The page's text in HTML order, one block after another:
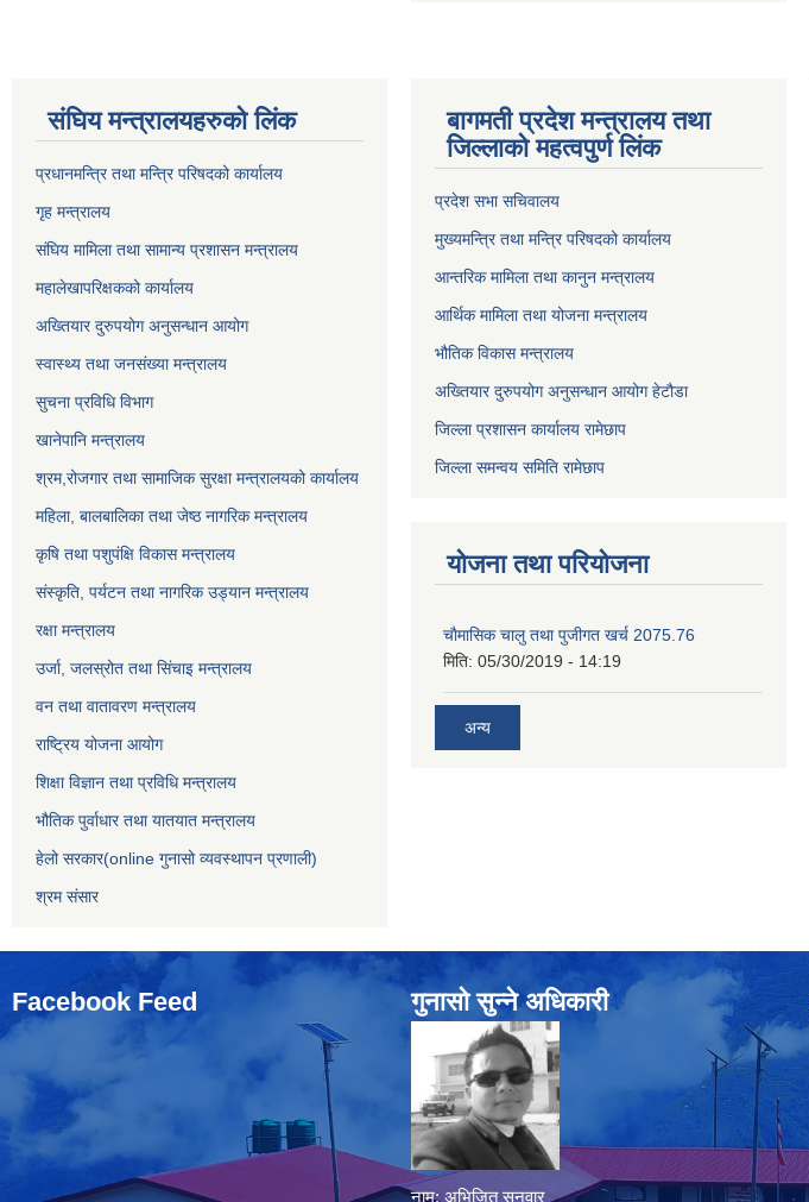
संघिय मन्त्र‍ालयहरुको लिंक
प्रधानमन्त्रि तथा मन्त्रि परिषदको कार्यालय
गृह मन्त्रालय
संघिय मामिला तथा सामान्य प्रशासन मन्त्रालय
महालेखापरिक्षकको कार्यालय
अख्तियार दुरुपयोग अनुसन्धान आयोग
स्वास्थ्य तथा जनसंख्या मन्त्रालय
सुचना प्रविधि विभाग
खानेपानि मन्त्रालय
श्रम,रोजगार तथा सामाजिक सुरक्षा मन्त्रालयको कार्यालय
महिला, बालबालिका तथा जेष्ठ नागरिक मन्त्रालय
कृषि तथा पशुपंक्षि विकास मन्त्रालय
संस्कृति, पर्यटन तथा नागरिक उड्‍यान मन्त्रालय
रक्षा मन्त्रालय
उर्जा, जलस्रोत तथा सिंचाइ मन्त्रालय
वन तथा वातावरण मन्त्रालय
राष्ट्रिय योजना आयोग
शिक्षा विज्ञान तथा प्रविधि मन्त्रालय
भौतिक पुर्वाधार तथा यातयात मन्त्रालय
हेलो सरकार(online गुनासो व्यवस्थापन प्रणाली)
श्रम संसार
बागमती प्रदेश मन्त्रालय तथा
जिल्लाको महत्वपुर्ण लिंक
प्रदेश सभा सचिवालय
मुख्यमन्त्रि तथा मन्त्रि परिषदको कार्यालय
आन्तरिक मामिला तथा कानुन मन्त्रालय
आर्थिक मामिला तथा योजना मन्त्रालय
भौतिक विकास मन्त्रालय
अख्तियार दुरुपयोग अनुसन्धान आयोग हेटौडा
जिल्ला प्रशासन कार्यालय रामेछाप
जिल्ला समन्वय समिति रामेछाप
योजना तथा परियोजना
चाैमासिक चालु तथा पुजीगत खर्च 2075.76
मिति: 05/30/2019 - 14:19
अन्य
Facebook Feed गुनासो सुन्‍ने अधिकारी
नाम: अभिजित सुनुवार